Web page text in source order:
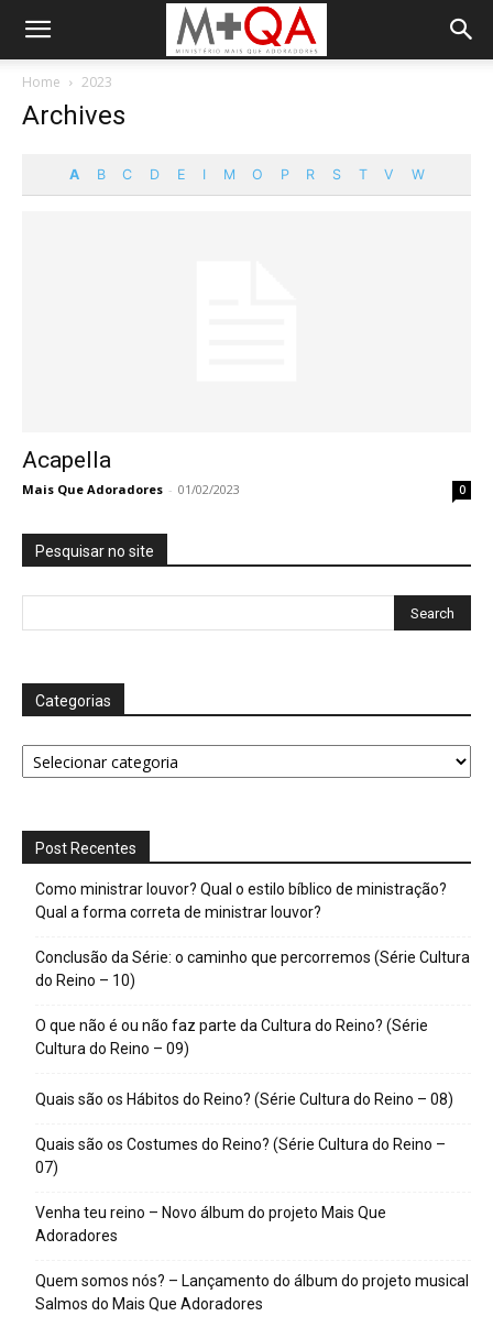
Home 2023
Archives
A B C D E I M O P R S T V W
Acapella
Mais Que Adoradores - 01/02/2023 0
Pesquisar no site
Categorias
Categorias
Post Recentes
Como ministrar louvor? Qual o estilo bíblico de ministração?
Qual a forma correta de ministrar louvor?
Conclusão da Série: o caminho que percorremos (Série Cultura
do Reino – 10)
O que não é ou não faz parte da Cultura do Reino? (Série
Cultura do Reino – 09)
Quais são os Hábitos do Reino? (Série Cultura do Reino – 08)
Quais são os Costumes do Reino? (Série Cultura do Reino –
07)
Venha teu reino – Novo álbum do projeto Mais Que
Adoradores
Quem somos nós? – Lançamento do álbum do projeto musical
Salmos do Mais Que Adoradores